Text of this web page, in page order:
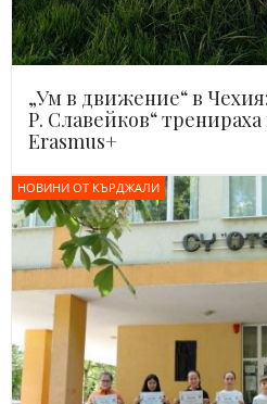
„Ум в движение“ в
Р. Славейков“
Erasmus+
НОВИНИ ОТ КЪРДЖАЛИ